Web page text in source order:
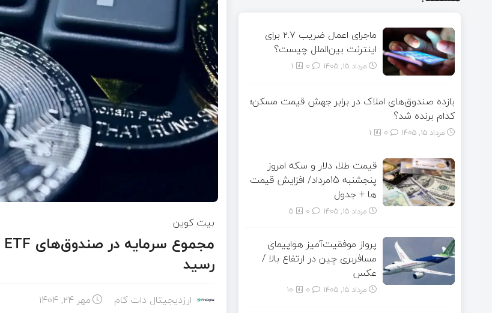
بیت کوین
رسید
ارزدیجیتال دات کام مهر ۲۴, ۱۴۰۴
ماجرای اعمال ضریب ۲.۷ برای
اینترنت بین‌الملل چیست؟
مرداد ۱۵, ۱۴۰۵ 1
بازده صندوق‌های املاک در برابر جهش قیمت مسکن؛
کدام برنده شد؟
مرداد ۱۵, ۱۴۰۵ 1
قیمت طلا، دلار و سکه امروز
پنجشنبه 15مرداد/ افزایش قیمت
ها + جدول
مرداد ۱۵, ۱۴۰۵ 5
پرواز موفقیت‌آمیز هواپیمای
مسافربری چین در ارتفاع بالا /
عکس
مرداد ۱۵, ۱۴۰۵ 10